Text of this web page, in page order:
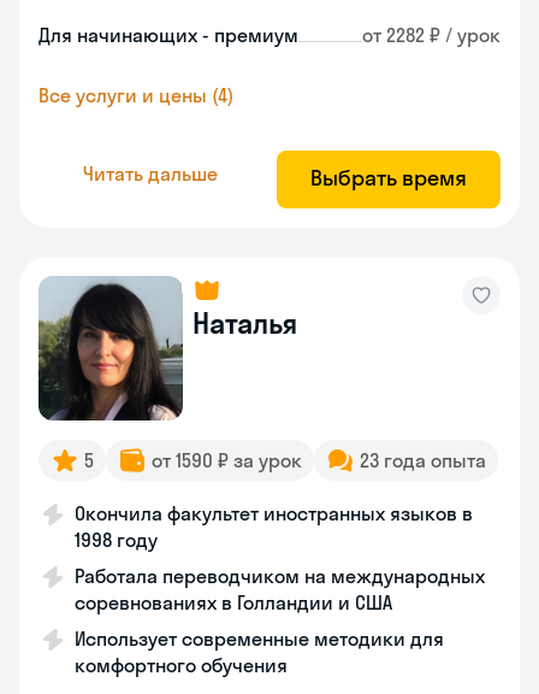
Для начинающих - премиум от 2282 ₽ / урок
Все услуги и цены (4)
Читать дальше Выбрать время
Наталья
5 от 1590 ₽ за урок 23 года опыта
Окончила факультет иностранных языков в
1998 году
Работала переводчиком на международных
соревнованиях в Голландии и США
Использует современные методики для
комфортного обучения